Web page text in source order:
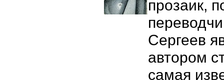
прозаик,
Сергеев
автором
самая